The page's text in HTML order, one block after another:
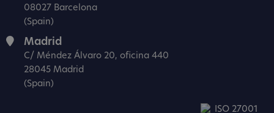
08027 Barcelona
(Spain)
Madrid
C/ Méndez Álvaro 20, oficina 440
28045 Madrid
(Spain)